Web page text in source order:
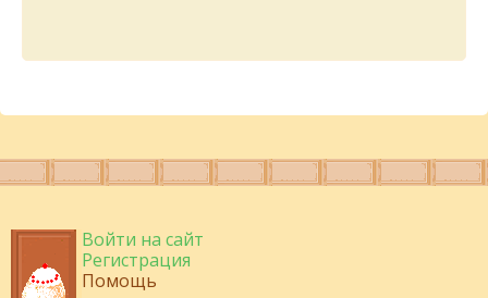
Войти на сайт
Регистрация
Помощь